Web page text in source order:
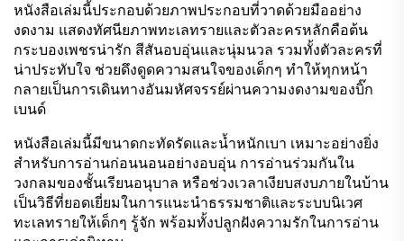
หนังสือเล่มนี้ประกอบด้วยภาพประกอบที่วาดด้วยมืออย่าง
งดงาม แสดงทัศนียภาพทะเลทรายและตัวละครหลักคือต้น
กระบองเพชรน่ารัก สีสันอบอุ่นและนุ่มนวล รวมทั้งตัวละครที่
น่าประทับใจ ช่วยดึงดูดความสนใจของเด็กๆ ทำให้ทุกหน้า
กลายเป็นการเดินทางอันมหัศจรรย์ผ่านความงดงามของบิ๊ก
เบนด์
หนังสือเล่มนี้มีขนาดกะทัดรัดและน้ำหนักเบา เหมาะอย่างยิ่ง
สำหรับการอ่านก่อนนอนอย่างอบอุ่น การอ่านร่วมกันใน
วงกลมของชั้นเรียนอนุบาล หรือช่วงเวลาเงียบสงบภายในบ้าน
เป็นวิธีที่ยอดเยี่ยมในการแนะนำธรรมชาติและระบบนิเวศ
ทะเลทรายให้เด็กๆ รู้จัก พร้อมทั้งปลูกฝังความรักในการอ่าน